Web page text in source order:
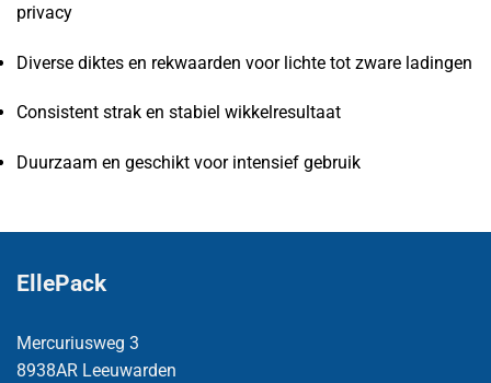
privacy
Diverse diktes en rekwaarden voor lichte tot zware ladingen
Consistent strak en stabiel wikkelresultaat
Duurzaam en geschikt voor intensief gebruik
EllePack
Mercuriusweg 3
8938AR Leeuwarden